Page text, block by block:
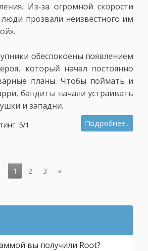
Из-за огромной скорости
прозвали неизвестного им
обеспокоены появлением
который начал постоянно
планы. Чтобы поймать и
бандиты начали устраивать
и западни.
5/1 Подробнее...
1 2 3 »
вы получили Root?